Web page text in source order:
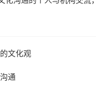
文化观
通